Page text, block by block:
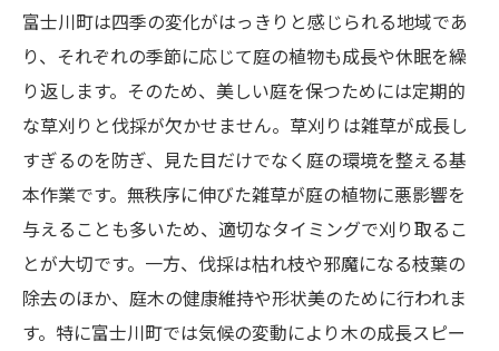
伐採を日常に取り入れる方法
富士川町は四季の変化がはっきりと感じられる地域であ
り、それぞれの季節に応じて庭の植物も成長や休眠を繰
り返します。そのため、美しい庭を保つためには定期的
な草刈りと伐採が欠かせません。草刈りは雑草が成長し
すぎるのを防ぎ、見た目だけでなく庭の環境を整える基
本作業です。無秩序に伸びた雑草が庭の植物に悪影響を
与えることも多いため、適切なタイミングで刈り取るこ
とが大切です。一方、伐採は枯れ枝や邪魔になる枝葉の
除去のほか、庭木の健康維持や形状美のために行われま
す。特に富士川町では気候の変動により木の成長スピー